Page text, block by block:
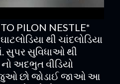
PILON NESTLE*
થી ચાંદલોડિયા
સુપર સુવિધાઓ થી
અદભુત વીડિયો
જુઓ છો જોડાઈ જાઓ આ